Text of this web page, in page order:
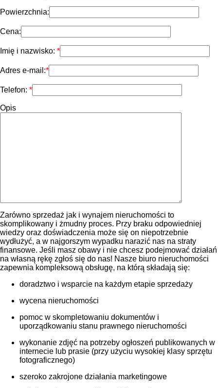
Powierzchnia:
Cena:
Imię i nazwisko:
Adres e-mail:
Telefon:
Opis
Zarówno sprzedaż jak i wynajem nieruchomości to
skomplikowany i żmudny proces. Przy braku odpowiedniej
wiedzy oraz doświadczenia może się on niepotrzebnie
wydłużyć, a w najgorszym wypadku narazić nas na straty
finansowe. Jeśli masz obawy i nie chcesz podejmować działań
na własną rękę zgłoś się do nas! Nasze biuro nieruchomości
zapewnia kompleksową obsługę, na którą składają się:
doradztwo i wsparcie na każdym etapie sprzedaży
wycena nieruchomości
pomoc w skompletowaniu dokumentów i
uporządkowaniu stanu prawnego nieruchomości
wykonanie zdjęć na potrzeby ogłoszeń publikowanych w
internecie lub prasie (przy użyciu wysokiej klasy sprzętu
fotograficznego)
szeroko zakrojone działania marketingowe